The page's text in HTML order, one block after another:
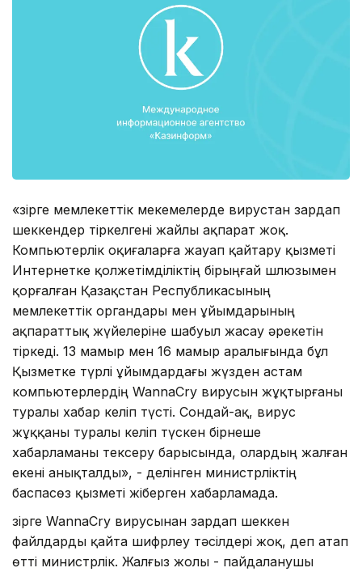
«Әзірге мемлекеттік мекемелерде вирустан зардап
шеккендер тіркелгені жайлы ақпарат жоқ.
Компьютерлік оқиғаларға жауап қайтару қызметі
Интернетке қолжетімділіктің бірыңғай шлюзымен
қорғалған Қазақстан Республикасының
мемлекеттік органдары мен ұйымдарының
ақпараттық жүйелеріне шабуыл жасау әрекетін
тіркеді. 13 мамыр мен 16 мамыр аралығында бұл
Қызметке түрлі ұйымдардағы жүзден астам
компьютерлердің WannaCry вирусын жұқтырғаны
туралы хабар келіп түсті. Сондай-ақ, вирус
жұққаны туралы келіп түскен бірнеше
хабарламаны тексеру барысында, олардың жалған
екені анықталды», - делінген министрліктің
баспасөз қызметі жіберген хабарламада.
Әзірге WannaCry вирусынан зардап шеккен
файлдарды қайта шифрлеу тәсілдері жоқ, деп атап
өтті министрлік. Жалғыз жолы - пайдаланушы